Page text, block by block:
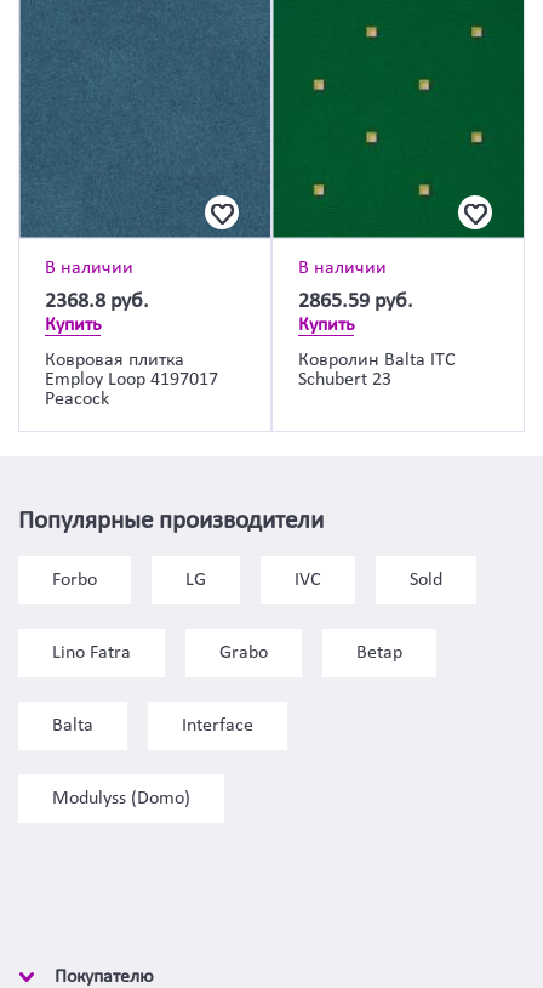
В наличии
2368.8 руб.
Купить
Ковровая плитка
Employ Loop 4197017
Peacock
В наличии
2865.59 руб.
Купить
Ковролин Balta ITC
Schubert 23
Популярные производители
Forbo LG IVC Sold
Lino Fatra Grabo Betap
Balta Interface
Modulyss (Domo)
Покупателю